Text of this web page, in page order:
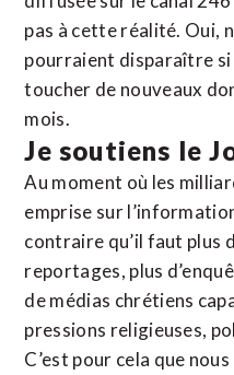
pas à cette réalité. Oui,
pourraient disparaître si
toucher de nouveaux
mois.
Je soutiens le
Au moment où les
emprise sur
contraire qu’il faut plus
reportages, plus
de médias chrétiens
pressions religieuses,
C’est pour cela que